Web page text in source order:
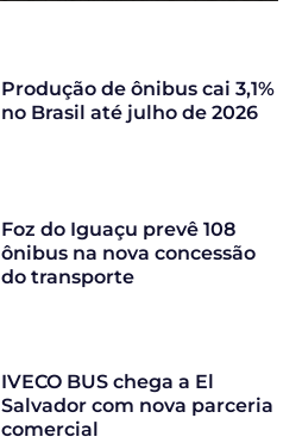
Produção de ônibus cai 3,1%
no Brasil até julho de 2026
Foz do Iguaçu prevê 108
ônibus na nova concessão
do transporte
IVECO BUS chega a El
Salvador com nova parceria
comercial